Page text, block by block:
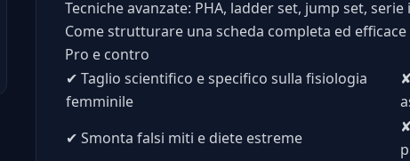
Tecniche avanzate: PHA, ladder set, jump set,
Come strutturare una scheda completa ed efficace
Pro e contro
✔ Taglio scientifico e specifico sulla fisiologia
femminile
✔ Smonta falsi miti e diete estreme